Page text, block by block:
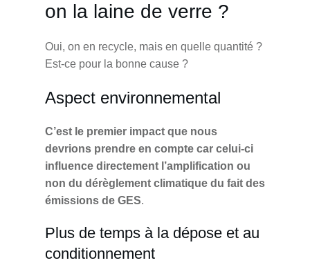
on la laine de verre ?
Oui, on en recycle, mais en quelle quantité ?
Est-ce pour la bonne cause ?
Aspect environnemental
C’est le premier impact que nous
devrions prendre en compte car celui-ci
influence directement l’amplification ou
non du dérèglement climatique du fait des
émissions de GES.
Plus de temps à la dépose et au
conditionnement